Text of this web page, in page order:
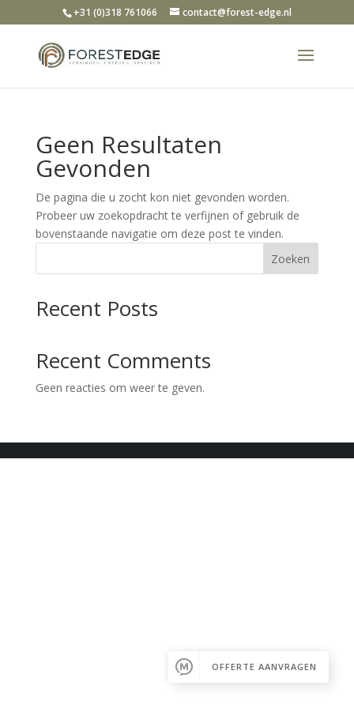
+31 (0)318 761066 contact@forest-edge.nl
Geen Resultaten
Gevonden
De pagina die u zocht kon niet gevonden worden.
Probeer uw zoekopdracht te verfijnen of gebruik de
bovenstaande navigatie om deze post te vinden.
Zoeken
Recent Posts
Recent Comments
Geen reacties om weer te geven.